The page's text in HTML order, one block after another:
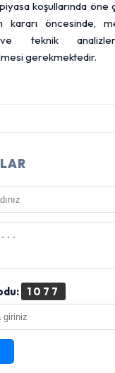
koşullarında öne
kararı öncesinde,
teknik
gerekmektedir.
1077